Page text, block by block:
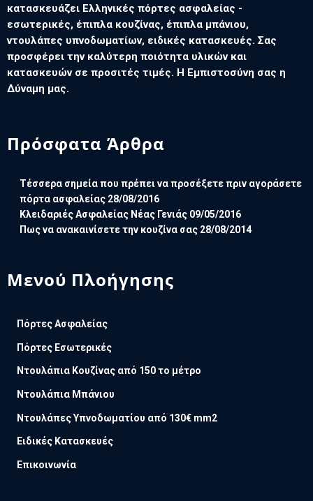
κατασκευάζει Ελληνικές πόρτες ασφαλείας -
εσωτερικές, έπιπλα κουζίνας, έπιπλα μπάνιου,
ντουλάπες υπνοδωματίων, ειδικές κατασκευές. Σας
προσφέρει την καλύτερη ποιότητα υλικών και
κατασκευών σε προσιτές τιμές. Η Εμπιστοσύνη σας η
Δύναμη μας.
Πρόσφατα Άρθρα
Τέσσερα σημεία που πρέπει να προσέξετε πριν αγοράσετε
πόρτα ασφαλείας 28/08/2016
Κλειδαριές Ασφαλείας Νέας Γενιάς 09/05/2016
Πως να ανακαινίσετε την κουζίνα σας 28/08/2014
Μενού Πλοήγησης
Πόρτες Ασφαλείας
Πόρτες Εσωτερικές
Ντουλάπια Κουζίνας από 150 το μέτρο
Ντουλάπια Μπάνιου
Ντουλάπες Υπνοδωματίου από 130€ mm2
Ειδικές Κατασκευές
Επικοινωνία